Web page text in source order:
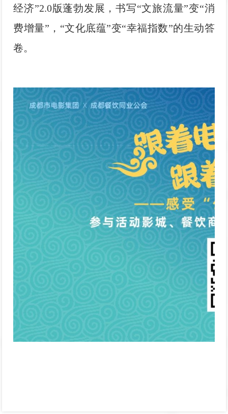
经济”2.0版蓬勃发展，书写“文旅流量”变“消
费增量”，“文化底蕴”变“幸福指数”的生动答
卷。